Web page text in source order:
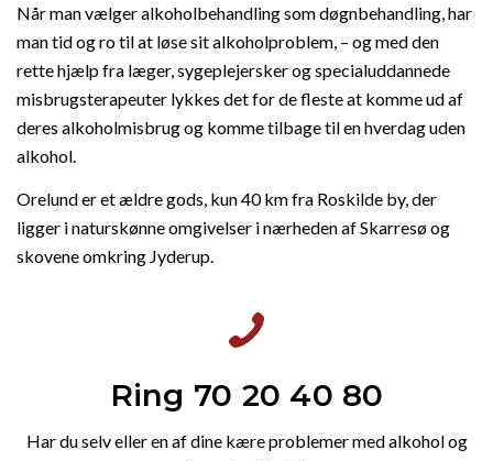
Når man vælger alkoholbehandling som døgnbehandling, har
man tid og ro til at løse sit alkoholproblem, – og med den
rette hjælp fra læger, sygeplejersker og specialuddannede
misbrugsterapeuter lykkes det for de fleste at komme ud af
deres alkoholmisbrug og komme tilbage til en hverdag uden
alkohol.
Orelund er et ældre gods, kun 40 km fra Roskilde by, der
ligger i naturskønne omgivelser i nærheden af Skarresø og
skovene omkring Jyderup.
Ring 70 20 40 80
Har du selv eller en af dine kære problemer med alkohol og